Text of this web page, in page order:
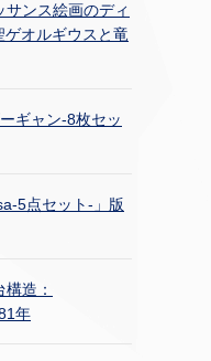
ンス絵画のディ
オルギウスと竜
ギャン-8枚セッ
5点セット-」版
造：
年